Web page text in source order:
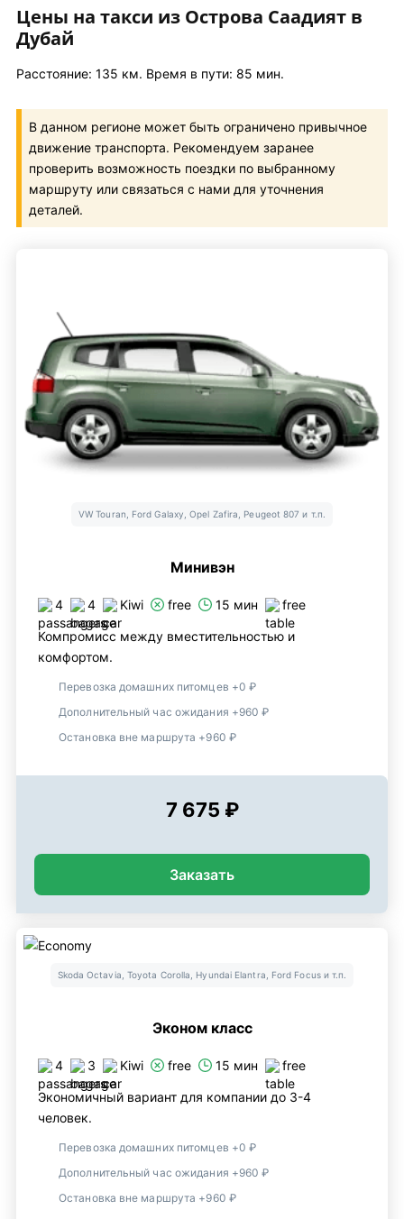
Цены на такси из Острова Саадият в
Дубай
Расстояние: 135 км. Время в пути: 85 мин.
В данном регионе может быть ограничено привычное
движение транспорта. Рекомендуем заранее
проверить возможность поездки по выбранному
маршруту или связаться с нами для уточнения
деталей.
VW Touran, Ford Galaxy, Opel Zafira, Peugeot 807 и т.п.
Минивэн
4 4 Kiwi free 15 мин free
Компромисс между вместительностью и
комфортом.
Перевозка домашних питомцев +0 ₽
Дополнительный час ожидания +960 ₽
Остановка вне маршрута +960 ₽
7 675 ₽
Заказать
Skoda Octavia, Toyota Corolla, Hyundai Elantra, Ford Focus и т.п.
Эконом класс
4 3 Kiwi free 15 мин free
Экономичный вариант для компании до 3-4
человек.
Перевозка домашних питомцев +0 ₽
Дополнительный час ожидания +960 ₽
Остановка вне маршрута +960 ₽